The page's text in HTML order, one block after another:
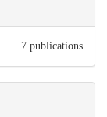
7 publications